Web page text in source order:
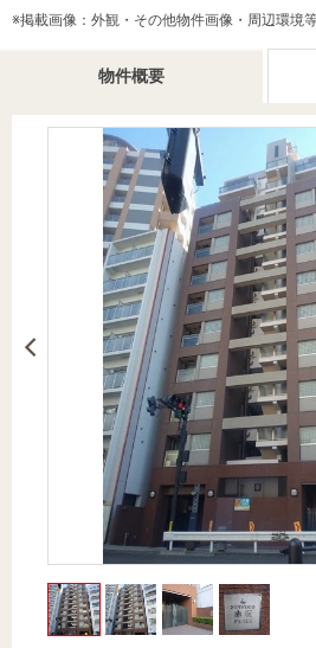
投
用
件
を
探
す
購入向け
サービス
住宅ロー
ンシミュ
レーショ
ン
住まいと
暮らしの
税金の本
（電子ブ
ック）
購入ガイ
ド
時手
金額
売却向け
サービス
周辺相場
検索
住まいと
暮らしの
税金の本
（電子ブ
ック）
売却ガイ
ド
（電子ブ物件概要
※掲載画像：外観・その他物件画像・周辺環境